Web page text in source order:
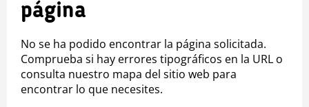
página
No se ha podido encontrar la página solicitada.
Comprueba si hay errores tipográficos en la URL o
consulta nuestro mapa del sitio web para
encontrar lo que necesites.